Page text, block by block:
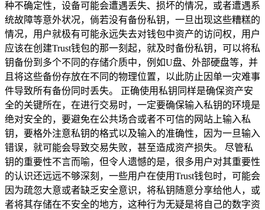
种不确定性，设备可能会遭遇丢失、损坏的情况，或者遭遇系
统故障等意外状况，倘若没有备份私钥，一旦出现这些糟糕的
情况，用户就极有可能永远失去对钱包中资产的访问权，用户
应该在创建Trust钱包的那一刻起，就及时备份私钥，可以将私
钥备份到多个不同的存储介质中，例如U盘、外部硬盘等，并
且将这些备份存放在不同的物理位置，以此防止因单一灾难事
件导致所有备份同时丢失。 正确使用私钥同样是确保资产安
全的关键所在，在进行交易时，一定要确保输入私钥的环境是
绝对安全的，要避免在公共场合或者不可信的网站上输入私
钥，要格外注意私钥的格式以及输入的准确性，因为一旦输入
错误，就可能会导致交易失败，甚至造成资产损失。 尽管私
钥的重要性不言而喻，但令人遗憾的是，很多用户对其重要性
的认识还远远不够深刻，一些用户在使用Trust钱包时，可能会
因为疏忽大意或者缺乏安全意识，将私钥随意分享给他人，或
者将其存储在不安全的地方，这种行为无疑是将自己的数字资